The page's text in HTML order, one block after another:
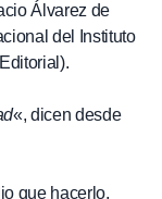
Álvarez de
del Instituto
«, dicen desde
que hacerlo,